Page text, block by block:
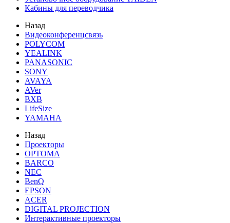
Кабины для переводчика
Назад
Видеоконференцсвязь
POLYCOM
YEALINK
PANASONIC
SONY
AVAYA
AVer
BXB
LifeSize
YAMAHA
Назад
Проекторы
OPTOMA
BARCO
NEC
BenQ
EPSON
ACER
DIGITAL PROJECTION
Интерактивные проекторы